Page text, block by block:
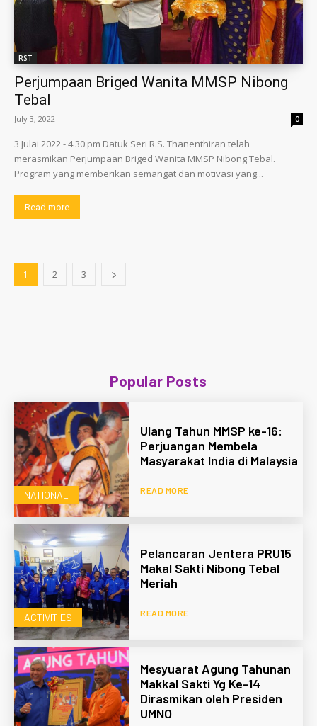
RST
Perjumpaan Briged Wanita MMSP Nibong
Tebal
July 3, 2022 0
3 Julai 2022 - 4.30 pm Datuk Seri R.S. Thanenthiran telah
merasmikan Perjumpaan Briged Wanita MMSP Nibong Tebal.
Program yang memberikan semangat dan motivasi yang...
Read more
1 2 3
Popular Posts
NATIONAL
Ulang Tahun MMSP ke-16:
Perjuangan Membela
Masyarakat India di Malaysia
READ MORE
ACTIVITIES
Pelancaran Jentera PRU15
Makal Sakti Nibong Tebal
Meriah
READ MORE
Mesyuarat Agung Tahunan
Makkal Sakti Yg Ke-14
Dirasmikan oleh Presiden
UMNO